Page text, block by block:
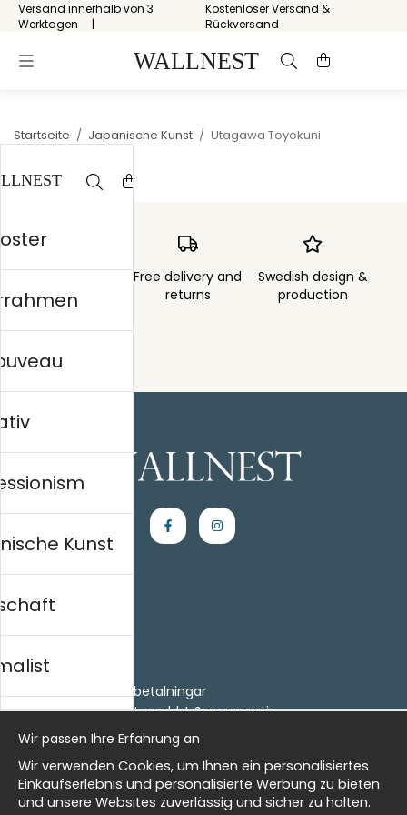
Versand innerhalb von 3
Werktagen
Kostenloser Versand &
Rückversand
Startseite / Japanische Kunst / Utagawa Toyokuni
3 days
Free delivery and
returns
Swedish design &
production
Einkaufen
Villkor
- Returer och återbetalningar
- Leverans - enkelt, snabbt &amp; gratis
Om cookies
Meine Favoriten
Information
Kunst
history
Wir passen Ihre Erfahrung an
Wir verwenden Cookies, um Ihnen ein personalisiertes
Einkaufserlebnis und personalisierte Werbung zu bieten
und unsere Websites zuverlässig und sicher zu halten.